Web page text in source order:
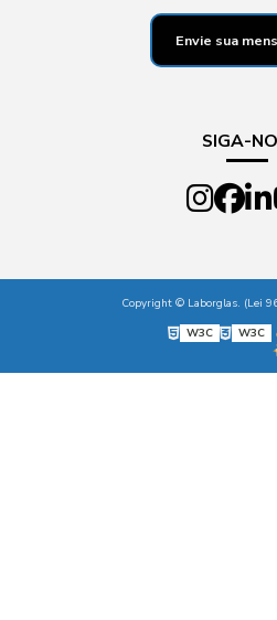
Envie sua
SIGA-
Copyright © Laborglas. (Lei
W3C
W3C